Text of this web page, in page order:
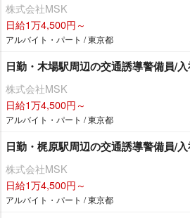
株式会社MSK
日給1万4,500円～
アルバイト・パート / 東京都
日勤・木場駅周辺の交通誘導警備員/
株式会社MSK
日給1万4,500円～
アルバイト・パート / 東京都
日勤・梶原駅周辺の交通誘導警備員/
株式会社MSK
日給1万4,500円～
アルバイト・パート / 東京都